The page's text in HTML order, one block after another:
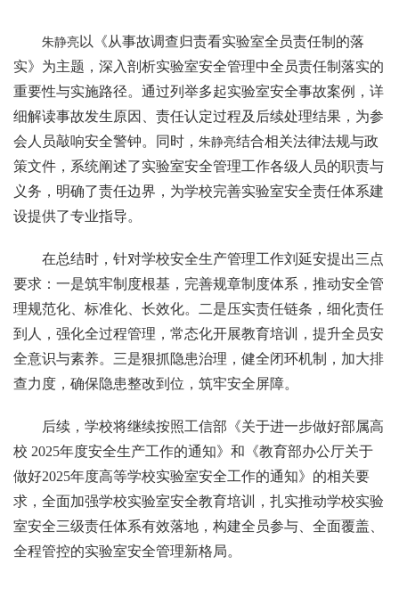
朱静亮以《从事故调查归责看实验室全员责任制的落
实》为主题，深入剖析实验室安全管理中全员责任制落实的
重要性与实施路径。通过列举多起实验室安全事故案例，详
细解读事故发生原因、责任认定过程及后续处理结果，为参
会人员敲响安全警钟。同时， 朱静亮结合相关法律法规与政
策文件，系统阐述了实验室安全管理工作各级人员的职责与
义务，明确了责任边界，为学校完善实验室安全责任体系建
设提供了专业指导。
在总结时，针对学校安全生产管理工作刘延安提出三点
要求：一是筑牢制度根基，完善规章制度体系，推动安全管
理规范化、标准化、长效化。二是压实责任链条，细化责任
到人，强化全过程管理，常态化开展教育培训，提升全员安
全意识与素养。三是狠抓隐患治理，健全闭环机制，加大排
查力度，确保隐患整改到位，筑牢安全屏障。
后续，学校将继续按照工信部《关于进一步做好部属高
校 2025年度安全生产工作的通知》和《教育部办公厅关于
做好2025年度高等学校实验室安全工作的通知》的相关要
求，全面加强学校实验室安全教育培训，扎实推动学校实验
室安全三级责任体系有效落地，构建全员参与、全面覆盖、
全程管控的实验室安全管理新格局。